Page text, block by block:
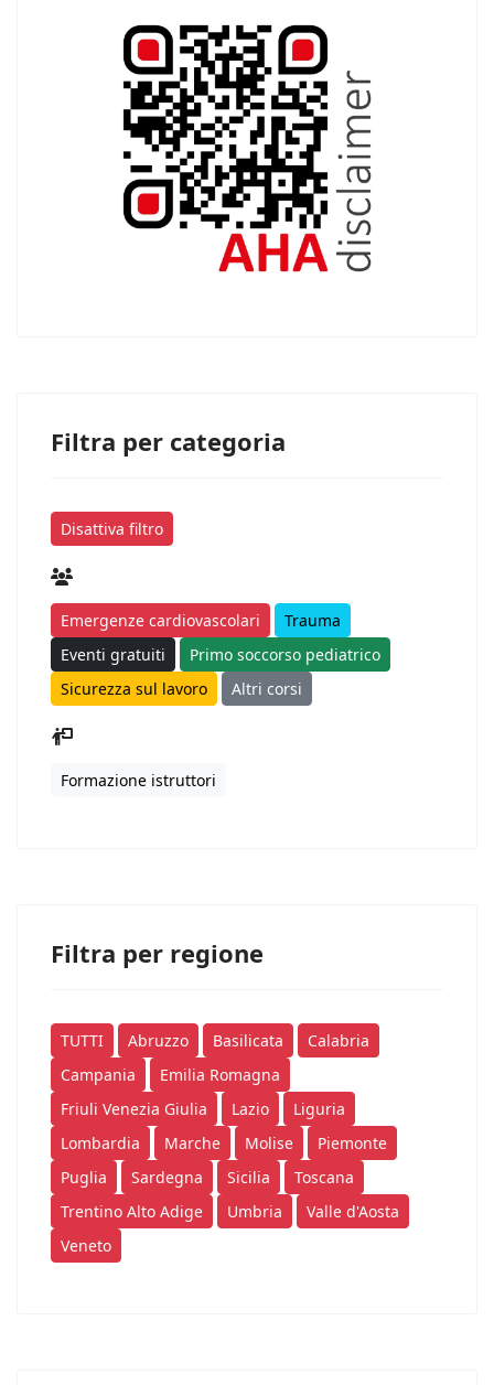
Filtra per categoria
Disattiva filtro
Emergenze cardiovascolari
Trauma
Eventi gratuiti
Primo soccorso pediatrico
Sicurezza sul lavoro
Altri corsi
Formazione istruttori
Filtra per regione
TUTTI Abruzzo Basilicata
Calabria
Campania
Emilia Romagna
Friuli Venezia Giulia
Lazio
Liguria
Lombardia
Marche Molise
Piemonte
Puglia
Sardegna Sicilia
Toscana
Trentino Alto Adige
Umbria
Valle d'Aosta
Veneto